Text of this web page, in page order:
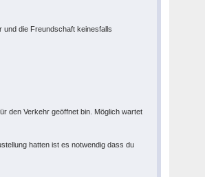
und die Freundschaft keinesfalls
den Verkehr geöffnet bin. Möglich wartet
hatten ist es notwendig dass du